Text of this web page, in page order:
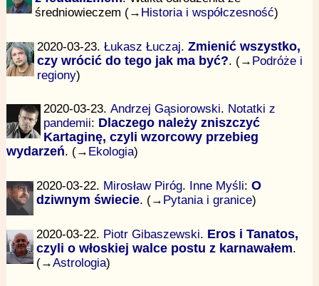
średniowieczem (→ Historia i współczesność)
2020-03-23. Łukasz Łuczaj. Zmienić wszystko,
czy wrócić do tego jak ma być?. (→ Podróże i
regiony)
2020-03-23. Andrzej Gąsiorowski. Notatki z
pandemii: Dlaczego należy zniszczyć
Kartaginę, czyli wzorcowy przebieg
wydarzeń. (→ Ekologia)
2020-03-22. Mirosław Piróg. Inne Myśli: O
dziwnym świecie. (→ Pytania i granice)
2020-03-22. Piotr Gibaszewski. Eros i Tanatos,
czyli o włoskiej walce postu z karnawałem.
(→Astrologia)